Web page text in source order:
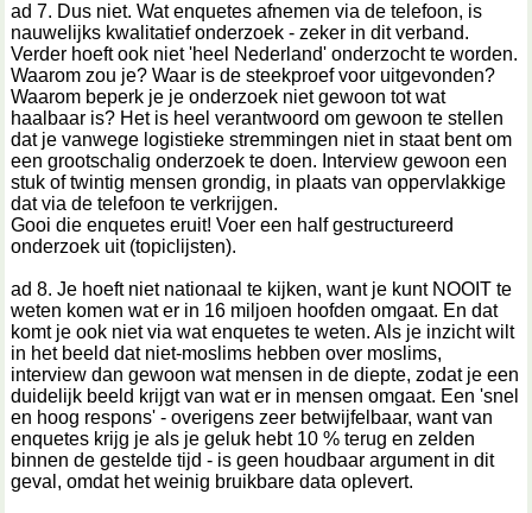
ad 7. Dus niet. Wat enquetes afnemen via de telefoon, is
nauwelijks kwalitatief onderzoek - zeker in dit verband.
Verder hoeft ook niet 'heel Nederland' onderzocht te worden.
Waarom zou je? Waar is de steekproef voor uitgevonden?
Waarom beperk je je onderzoek niet gewoon tot wat
haalbaar is? Het is heel verantwoord om gewoon te stellen
dat je vanwege logistieke stremmingen niet in staat bent om
een grootschalig onderzoek te doen. Interview gewoon een
stuk of twintig mensen grondig, in plaats van oppervlakkige
dat via de telefoon te verkrijgen.
Gooi die enquetes eruit! Voer een half gestructureerd
onderzoek uit (topiclijsten).
ad 8. Je hoeft niet nationaal te kijken, want je kunt NOOIT te
weten komen wat er in 16 miljoen hoofden omgaat. En dat
komt je ook niet via wat enquetes te weten. Als je inzicht wilt
in het beeld dat niet-moslims hebben over moslims,
interview dan gewoon wat mensen in de diepte, zodat je een
duidelijk beeld krijgt van wat er in mensen omgaat. Een 'snel
en hoog respons' - overigens zeer betwijfelbaar, want van
enquetes krijg je als je geluk hebt 10 % terug en zelden
binnen de gestelde tijd - is geen houdbaar argument in dit
geval, omdat het weinig bruikbare data oplevert.